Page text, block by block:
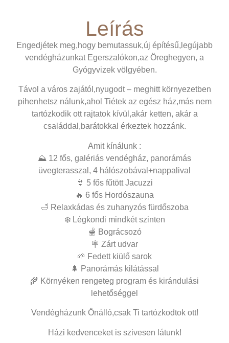
Leírás
Engedjétek meg,hogy bemutassuk,új építésű,legújabb
vendégházunkat Egerszalókon,az Öreghegyen, a
Gyógyvizek völgyében.
Távol a város zajától,nyugodt – meghitt környezetben
pihenhetsz nálunk,ahol Tiétek az egész ház,más nem
tartózkodik ott rajtatok kívül,akár ketten, akár a
családdal,barátokkal érkeztek hozzánk.
Amit kínálunk :
⛰️ 12 fős, galériás vendégház, panorámás
üvegterasszal, 4 hálószobával+nappalival
👙 5 fős fűtött Jacuzzi
🔥 6 fős Hordószauna
🛁 Relaxkádas és zuhanyzós fürdőszoba
❄️ Légkondi mindkét szinten
🫕 Bográcsozó
🪧 Zárt udvar
🌱 Fedett kiülő sarok
🌲 Panorámás kilátással
🌾 Környéken rengeteg program és kirándulási
lehetőséggel
Vendégházunk Önálló,csak Ti tartózkodtok ott!
Házi kedvenceket is szivesen látunk!